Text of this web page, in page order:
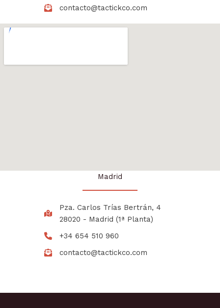
contacto@tactickco.com
Madrid
Pza. Carlos Trías Bertrán, 4
28020 - Madrid (1ª Planta)
+34 654 510 960
contacto@tactickco.com